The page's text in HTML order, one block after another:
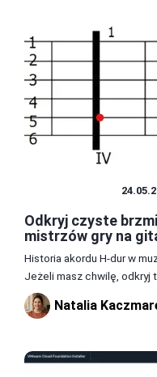
Odkryj czyste
mistrzów gry na
Historia akordu H-dur w
Jeżeli masz chwilę, odkryj
Natalia